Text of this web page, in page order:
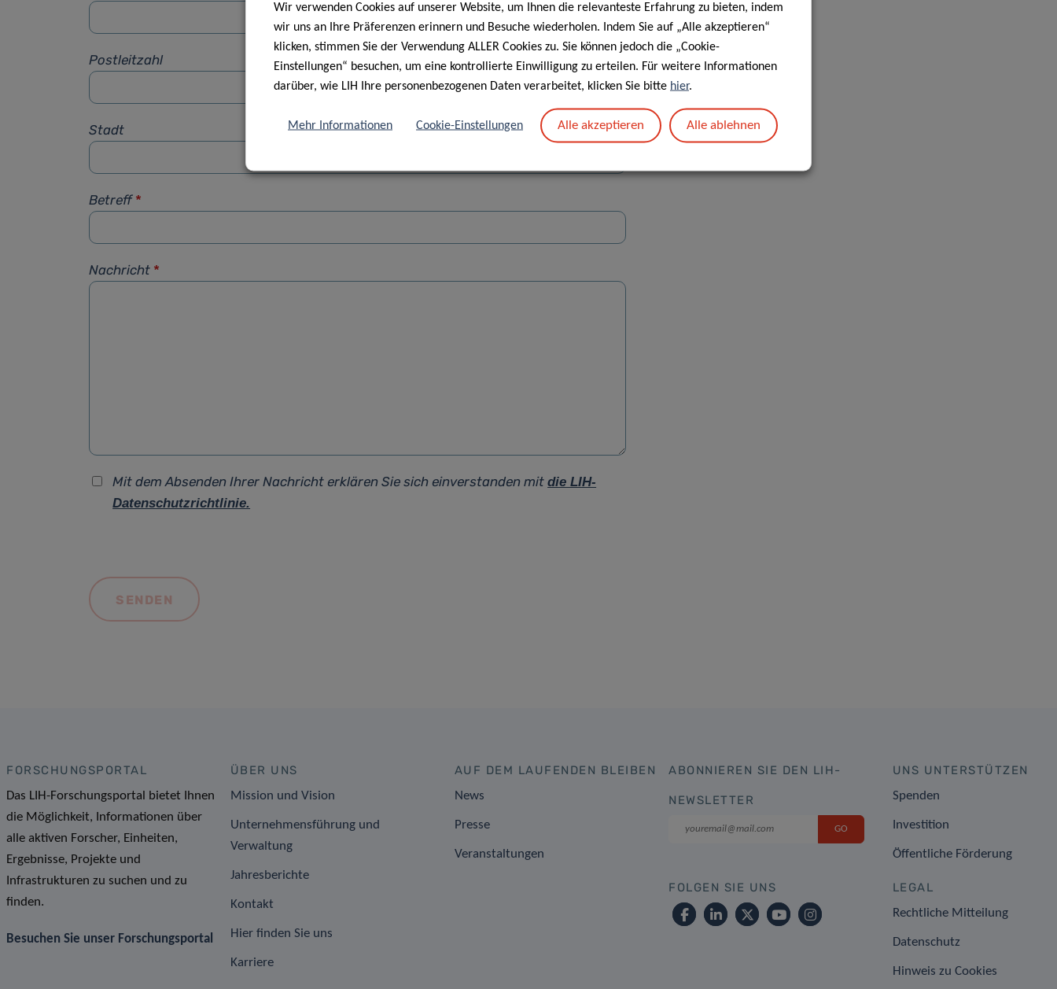
Postleitzahl Straße
Stadt
Betreff *
Nachricht *
Mit dem Absenden Ihrer Nachricht erklären Sie sich einverstanden mitdie LIH-
Datenschutzrichtlinie.
FORSCHUNGSPORTAL
Das LIH-Forschungsportal bietet Ihnen
die Möglichkeit, Informationen über
alle aktiven Forscher, Einheiten,
Ergebnisse, Projekte und
Infrastrukturen zu suchen und zu
finden.
Besuchen Sie unser Forschungsportal
ÜBER UNS
Mission und Vision
Unternehmensführung und
Verwaltung
Jahresberichte
Kontakt
Hier finden Sie uns
Karriere
AUF DEM LAUFENDEN BLEIBEN
News
Presse
Veranstaltungen
ABONNIEREN SIE DEN LIH-
NEWSLETTER
FOLGEN SIE UNS
UNS UNTERSTÜTZEN
Spenden
Investition
Öffentliche Förderung
LEGAL
Rechtliche Mitteilung
Datenschutz
Hinweis zu Cookies
Wir verwenden Cookies auf unserer Website, um Ihnen die relevanteste Erfahrung zu bieten, indem
wir uns an Ihre Präferenzen erinnern und Besuche wiederholen. Indem Sie auf „Alle akzeptieren“
klicken, stimmen Sie der Verwendung ALLER Cookies zu. Sie können jedoch die „Cookie-
Einstellungen“ besuchen, um eine kontrollierte Einwilligung zu erteilen. Für weitere Informationen
darüber, wie LIH Ihre personenbezogenen Daten verarbeitet, klicken Sie bitte hier.
Mehr Informationen Cookie-Einstellungen Alle akzeptieren Alle ablehnen